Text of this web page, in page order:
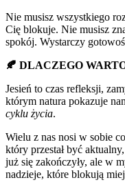
Nie musisz wszystkiego
Cię blokuje. Nie musisz
spokój. Wystarczy
🍂 DLACZEGO
Jesień to czas refleksji,
którym natura pokazuje
cyklu życia.
Wielu z nas nosi w sobie
który przestał być
już się zakończyły, ale w
nadzieje, które blokują